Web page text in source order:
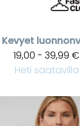
19,00 - 39,99 €
Heti saatavilla